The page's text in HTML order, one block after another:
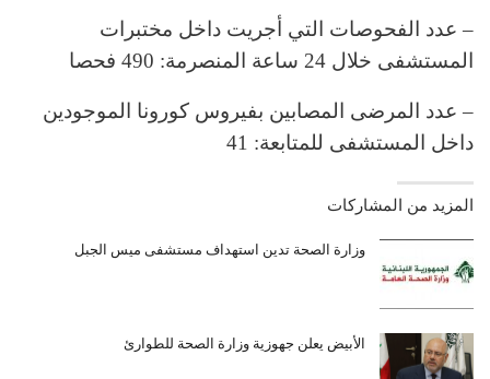
– عدد الفحوصات التي أجريت داخل مختبرات
المستشفى خلال 24 ساعة المنصرمة: 490 فحصا
– عدد المرضى المصابين بفيروس كورونا الموجودين
داخل المستشفى للمتابعة: 41
المزيد من المشاركات
وزارة الصحة تدين استهداف مستشفى ميس الجبل
الأبيض يعلن جهوزية وزارة الصحة للطوارئ